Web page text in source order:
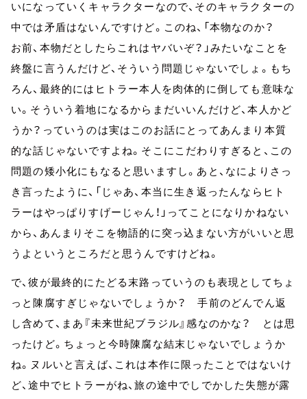
いになっていくキャラクターなので、そのキャラクターの
中では矛盾はないんですけど。このね、「本物なのか？
お前、本物だとしたらこれはヤバいぞ？」みたいなことを
終盤に言うんだけど、そういう問題じゃないでしょ。もち
ろん、最終的にはヒトラー本人を肉体的に倒しても意味な
い。そういう着地になるからまだいいんだけど、本人かど
うか？っていうのは実はこのお話にとってあんまり本質
的な話じゃないですよね。そこにこだわりすぎると、この
問題の矮小化にもなると思いますし。あと、なによりさっ
き言ったように、「じゃあ、本当に生き返ったんならヒト
ラーはやっぱりすげーじゃん！」ってことになりかねない
から、あんまりそこを物語的に突っ込まない方がいいと思
うよというところだと思うんですけどね。
で、彼が最終的にたどる末路っていうのも表現としてちょ
っと陳腐すぎじゃないでしょうか？ 手前のどんでん返
し含めて、まあ『未来世紀ブラジル』感なのかな？ とは思
ったけど。ちょっと今時陳腐な結末じゃないでしょうか
ね。ヌルいと言えば、これは本作に限ったことではないけ
ど、途中でヒトラーがね、旅の途中でしでかした失態が露